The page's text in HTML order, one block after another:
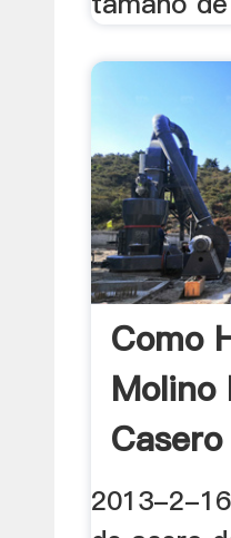
Como
Molino
2013-2-